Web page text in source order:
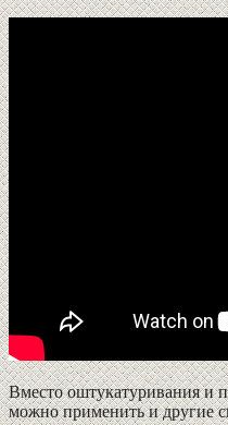
Вместо оштукатуривания и
можно применить и другие